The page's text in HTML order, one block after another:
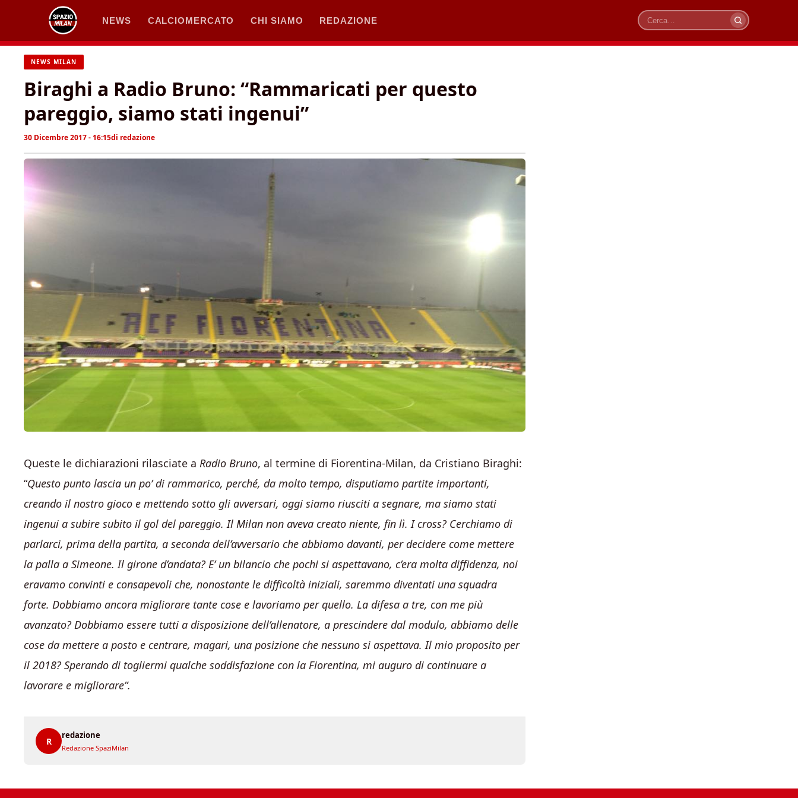
contenuto
NEWS CALCIOMERCATO CHI SIAMO REDAZIONE
Cerca
NEWS MILAN
Biraghi a Radio Bruno: “Rammaricati per questo
pareggio, siamo stati ingenui”
30 Dicembre 2017 - 16:15di redazione
Queste le dichiarazioni rilasciate a Radio Bruno, al termine di Fiorentina-Milan, da Cristiano Biraghi:
“Questo punto lascia un po’ di rammarico, perché, da molto tempo, disputiamo partite importanti,
creando il nostro gioco e mettendo sotto gli avversari, oggi siamo riusciti a segnare, ma siamo stati
ingenui a subire subito il gol del pareggio. Il Milan non aveva creato niente, fin lì. I cross? Cerchiamo di
parlarci, prima della partita, a seconda dell’avversario che abbiamo davanti, per decidere come mettere
la palla a Simeone. Il girone d’andata? E’ un bilancio che pochi si aspettavano, c’era molta diffidenza, noi
eravamo convinti e consapevoli che, nonostante le difficoltà iniziali, saremmo diventati una squadra
forte. Dobbiamo ancora migliorare tante cose e lavoriamo per quello. La difesa a tre, con me più
avanzato? Dobbiamo essere tutti a disposizione dell’allenatore, a prescindere dal modulo, abbiamo delle
cose da mettere a posto e centrare, magari, una posizione che nessuno si aspettava. Il mio proposito per
il 2018? Sperando di togliermi qualche soddisfazione con la Fiorentina, mi auguro di continuare a
lavorare e migliorare”.
R
redazione
Redazione SpaziMilan